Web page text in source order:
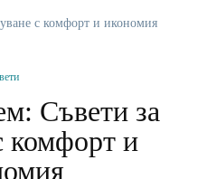
с комфорт и икономия
Съвети за
комфорт и